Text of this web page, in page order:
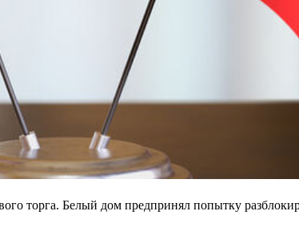
торга. Белый дом предпринял попытку